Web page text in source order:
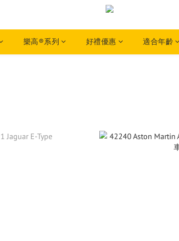
樂高®系列 好禮優惠 適合年齡